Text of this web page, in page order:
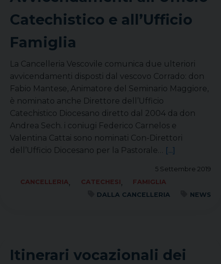
Catechistico e all’Ufficio
Famiglia
La Cancelleria Vescovile comunica due ulteriori
avvicendamenti disposti dal vescovo Corrado: don
Fabio Mantese, Animatore del Seminario Maggiore,
è nominato anche Direttore dell’Ufficio
Catechistico Diocesano diretto dal 2004 da don
Andrea Sech. i coniugi Federico Carnelos e
Valentina Cattai sono nominati Con-Direttori
dell’Ufficio Diocesano per la Pastorale… [...]
5 Settembre 2019
CANCELLERIA, CATECHESI,
FAMIGLIA
DALLA CANCELLERIA
NEWS
Itinerari vocazionali dei